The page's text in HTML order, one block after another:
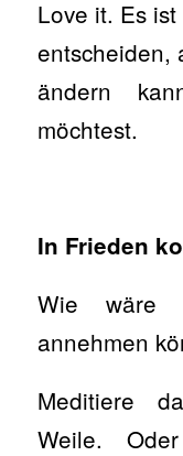
Love it. Es
entscheiden,
ändern
möchtest.
In Frieden
Wie wäre
annehmen
Meditiere
Weile.